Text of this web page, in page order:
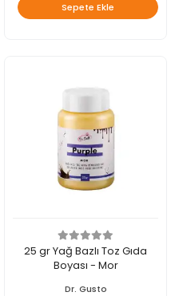
Sepete Ekle
25 gr Yağ Bazlı Toz Gıda
Boyası - Mor
Dr. Gusto